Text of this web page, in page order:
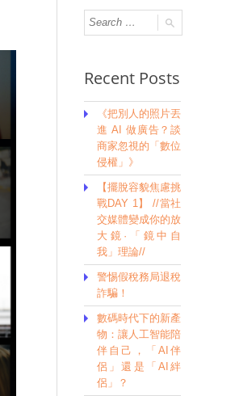
Recent Posts
《把別人的照片丟
進 AI 做廣告？談
商家忽視的「數位
侵權」》
【擺脫容貌焦慮挑
戰DAY 1】 //當社
交媒體變成你的放
大鏡·「鏡中自
我」理論//
警惕假稅務局退稅
詐騙！
數碼時代下的新產
物：讓人工智能陪
伴自己，「AI伴
侶」還是「AI絆
侶」？